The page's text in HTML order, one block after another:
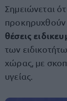
Σημειώνεται
προκηρυχθούν
θέσεις
των
χώρας, με
υγείας.